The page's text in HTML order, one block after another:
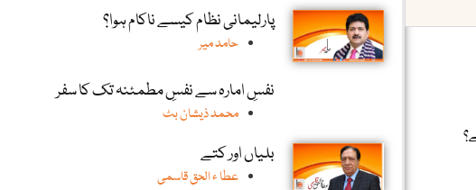
پارلیمانی نظام کیسے ناکام ہوا؟
حامد میر
نفسِ امارہ سے نفسِ مطمئنہ تک کا سفر
محمد ذیشان بٹ
بلیاں اور کتے
عطا ء الحق قاسمی